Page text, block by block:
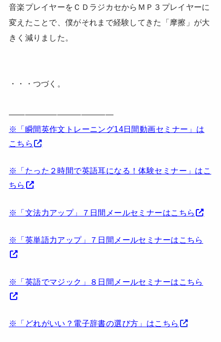
音楽プレイヤーをＣＤラジカセからＭＰ３プレイヤーに
変えたことで、僕がそれまで経験してきた「摩擦」が大
きく減りました。
・・・つづく。
—————————————
※「瞬間英作文トレーニング14日間動画セミナー」は
こちら
※「たった２時間で英語耳になる！体験セミナー」はこ
ちら
※「文法力アップ」７日間メールセミナーはこちら
※「英単語力アップ」７日間メールセミナーはこちら
※「英語でマジック」８日間メールセミナーはこちら
※「どれがいい？電子辞書の選び方」はこちら